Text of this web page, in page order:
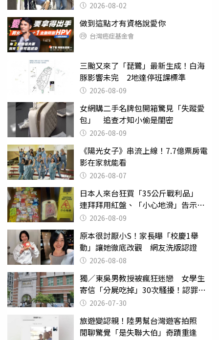
2026-08-02
做到這點才有資格說愛你
台灣癌症基金會
三颱又來了「琵鷺」最新生成！白海
豚影響未完 2地達停班課標準
2026-08-09
女網購二手名牌包開箱驚見「失蹤愛
包」 追查才知小偷是閨密
2026-08-09
《陽光女子》串流上線！7.7億票房電
影在家就能看
2026-08-07
日本人來台狂買「35公斤戰利品」
連拜拜用紅盤、「小心地滑」告示牌
也帶回家
2026-08-09
原本很討厭小S！家長曝「校慶1舉
動」讓她徹底改觀 網友洗版認證
2026-08-08
獨／東吳男教授被瘋狂迷戀 女學生
寄信「分屍吃掉」30次騷擾！認罪免
關 2026-07-30
旅遊變認親！陸男幫台灣遊客拍照
閒聊驚覺「是失聯大伯」奇蹟重逢